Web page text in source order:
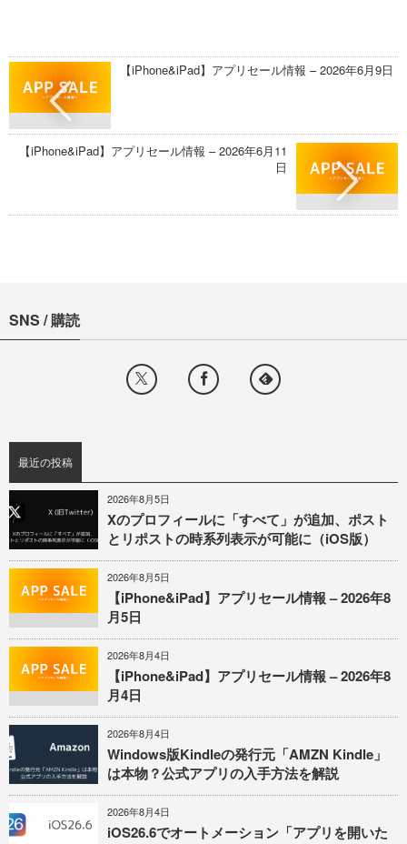
【iPhone&iPad】アプリセール情報 – 2026年6月9日
【iPhone&iPad】アプリセール情報 – 2026年6月11
日
SNS / 購読
最近の投稿
2026年8月5日
Xのプロフィールに「すべて」が追加、ポスト
とリポストの時系列表示が可能に（iOS版）
2026年8月5日
【iPhone&iPad】アプリセール情報 – 2026年8
月5日
2026年8月4日
【iPhone&iPad】アプリセール情報 – 2026年8
月4日
2026年8月4日
Windows版Kindleの発行元「AMZN Kindle」
は本物？公式アプリの入手方法を解説
2026年8月4日
iOS26.6でオートメーション「アプリを開いた